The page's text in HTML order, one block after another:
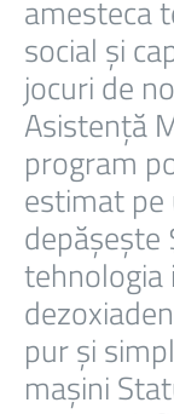
amesteca
social și
jocuri de
Asistență
program
estimat pe
pur și
mașini